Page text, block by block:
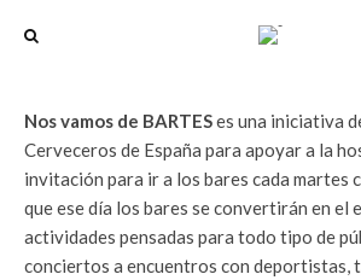
Bartes en el tubo 14 de
abril
Nos vamos de BARTESes una iniciativa
Cerveceros de España para apoyar a la
invitación para ir a los bares cada martes
que ese día los bares se convertirán en el
actividades pensadas para todo tipo de
conciertos a encuentros con deportistas,